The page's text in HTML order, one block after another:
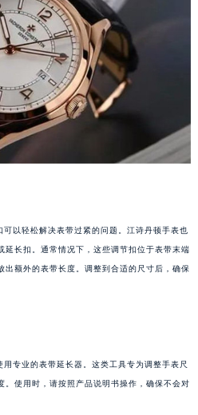
以轻松解决表带过紧的问题。江诗丹顿手表也
延长扣。通常情况下，这些调节扣位于表带末端
出额外的表带长度。调整到合适的尺寸后，确保
专业的表带延长器。这类工具专为调整手表尺
。使用时，请按照产品说明书操作，确保不会对